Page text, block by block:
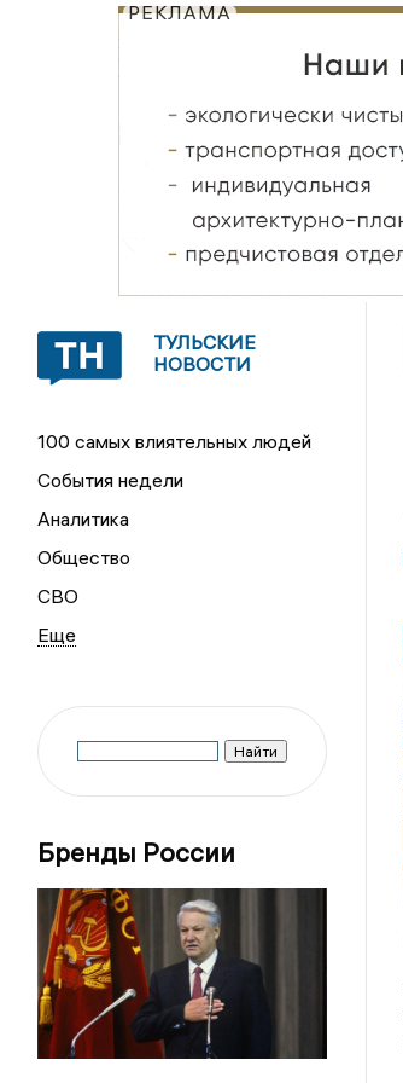
РЕКЛАМА
ТУЛЬСКИЕ
НОВОСТИ
100 самых влиятельных людей
События недели
Аналитика
Общество
СВО
Бренды России